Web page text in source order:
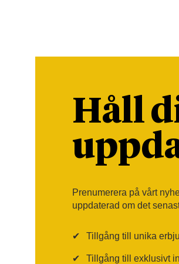
Håll
Prenumerera på vårt
uppdaterad om det
✔ Tillgång till unika
✔ Tillgång till exklusivt